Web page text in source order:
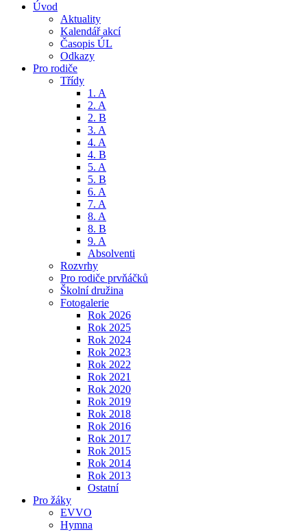
Úvod
Aktuality
Kalendář akcí
Časopis ÚL
Odkazy
Pro rodiče
Třídy
1. A
2. A
2. B
3. A
4. A
4. B
5. A
5. B
6. A
7. A
8. A
8. B
9. A
Absolventi
Rozvrhy
Pro rodiče prvňáčků
Školní družina
Fotogalerie
Rok 2026
Rok 2025
Rok 2024
Rok 2023
Rok 2022
Rok 2021
Rok 2020
Rok 2019
Rok 2018
Rok 2016
Rok 2017
Rok 2015
Rok 2014
Rok 2013
Ostatní
Pro žáky
EVVO
Hymna